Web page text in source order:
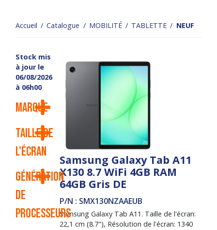
Accueil Catalogue MOBILITÉ TABLETTE NEUF
Stock mis
à jour le
06/08/2026
à 06h00
Marque
Taille de
l'écran
Génération
de
processeurs
Samsung Galaxy Tab A11
X130 8.7 WiFi 4GB RAM
64GB Gris DE
P/N : SMX130NZAAEUB
Samsung Galaxy Tab A11. Taille de l'écran:
22,1 cm (8.7"), Résolution de l'écran: 1340